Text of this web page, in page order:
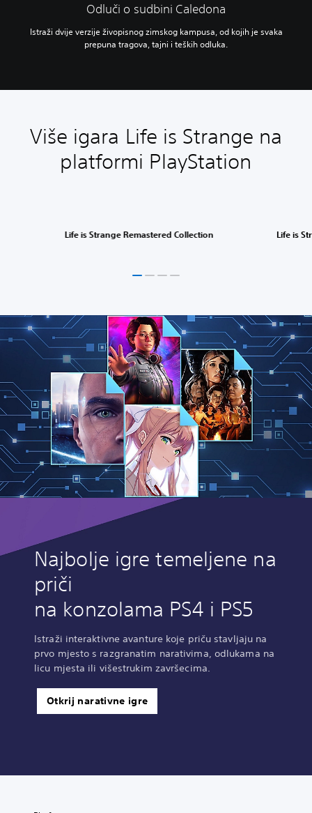
Odluči o sudbini Caledona
Istraži dvije verzije živopisnog zimskog kampusa, od kojih je svaka
prepuna tragova, tajni i teških odluka.
Više igara Life is Strange na
platformi PlayStation
Life is Strange Remastered Collection Life is
Najbolje igre temeljene na
priči
na konzolama PS4 i PS5
Istraži interaktivne avanture koje priču stavljaju na
prvo mjesto s razgranatim narativima, odlukama na
licu mjesta ili višestrukim završecima.
Otkrij narativne igre